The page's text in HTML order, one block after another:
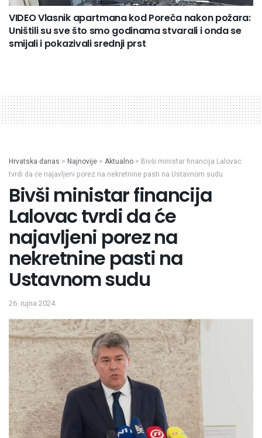
VIDEO Vlasnik apartmana kod Poreča nakon požara:
Uništili su sve što smo godinama stvarali i onda se
smijali i pokazivali srednji prst
Hrvatska danas > Najnovije > Aktualno > Bivši ministar financija Lalovac
tvrdi da će najavljeni porez na nekretnine pasti na Ustavnom sudu
Bivši ministar financija
Lalovac tvrdi da će
najavljeni porez na
nekretnine pasti na
Ustavnom sudu
26. rujna 2024.